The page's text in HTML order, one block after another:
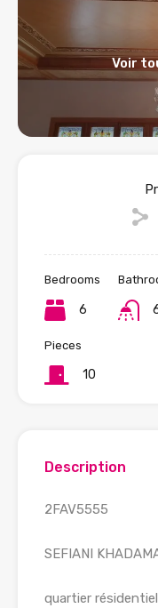
Voir
Bedrooms
6
Pieces
10
Description
2FAV5555
SEFIANI
quartier